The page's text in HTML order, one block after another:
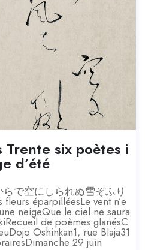
six poètes i
d’été
で空にしられぬ雪ぞふり
éparpilléesLe vent n’e
neigeQue le ciel ne saura
de poèmes glanésC
Oshinkan1, rue Blaja31
29 juin